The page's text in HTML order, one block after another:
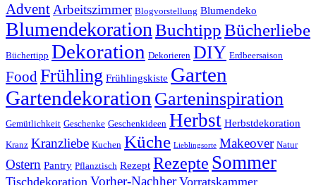
Advent Arbeitszimmer Blogvorstellung Blumendeko
Blumendekoration BuchtippBücherliebe
Büchertipp Dekoration Dekorieren DIY Erdbeersaison
FoodFrühling Frühlingskiste Garten
Gartendekoration Garteninspiration
Gemütlichkeit Geschenke Geschenkideen Herbst Herbstdekoration
Kranz Kranzliebe Kuchen Küche Lieblingsorte Makeover Natur
Ostern Pantry Pflanztisch Rezept Rezepte Sommer
Tischdekoration Vorher-Nachher Vorratskammer